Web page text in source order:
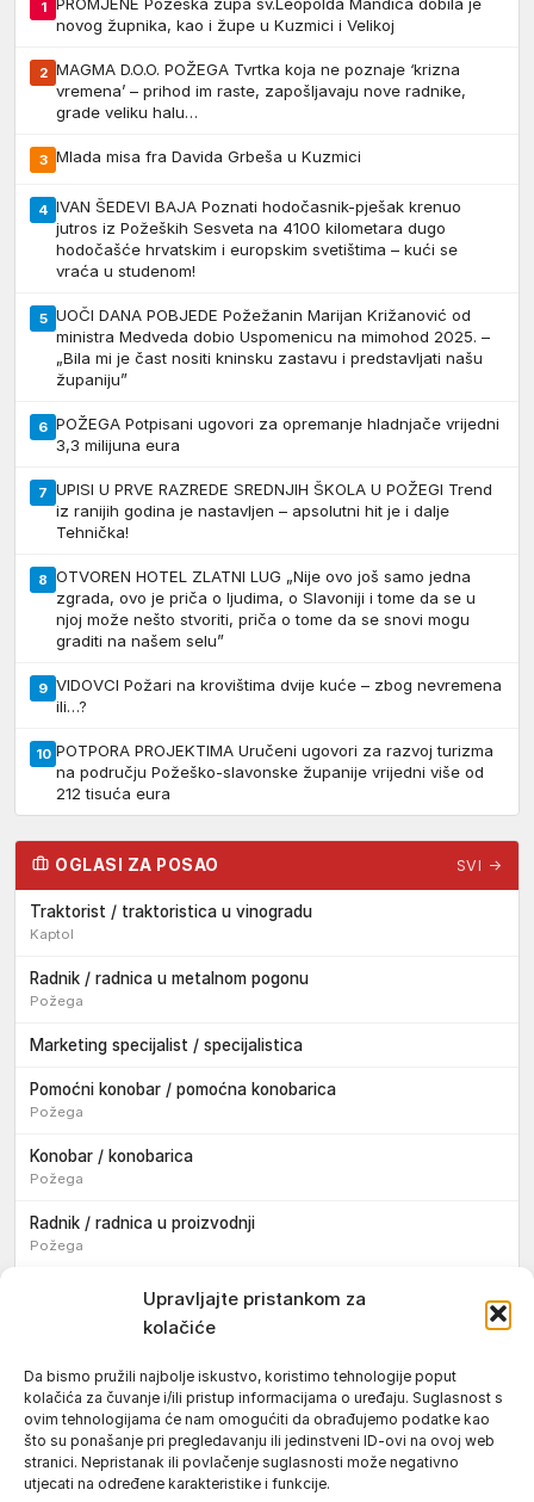
Upravljajte pristankom za
kolačiće
Da bismo pružili najbolje iskustvo, koristimo tehnologije poput
kolačića za čuvanje i/ili pristup informacijama o uređaju. Suglasnost s
ovim tehnologijama će nam omogućiti da obrađujemo podatke kao
što su ponašanje pri pregledavanju ili jedinstveni ID-ovi na ovoj web
stranici. Nepristanak ili povlačenje suglasnosti može negativno
utjecati na određene karakteristike i funkcije.
1
novog župnika, kao i župe u Kuzmici i Velikoj
2 MAGMA D.O.O. POŽEGA Tvrtka koja ne poznaje ‘krizna
vremena’ – prihod im raste, zapošljavaju nove radnike,
grade veliku halu…
3 Mlada misa fra Davida Grbeša u Kuzmici
4 IVAN ŠEDEVI BAJA Poznati hodočasnik-pješak krenuo
jutros iz Požeških Sesveta na 4100 kilometara dugo
hodočašće hrvatskim i europskim svetištima – kući se
vraća u studenom!
5 UOČI DANA POBJEDE Požežanin Marijan Križanović od
ministra Medveda dobio Uspomenicu na mimohod 2025. –
„Bila mi je čast nositi kninsku zastavu i predstavljati našu
županiju”
6 POŽEGA Potpisani ugovori za opremanje hladnjače vrijedni
3,3 milijuna eura
7 UPISI U PRVE RAZREDE SREDNJIH ŠKOLA U POŽEGI Trend
iz ranijih godina je nastavljen – apsolutni hit je i dalje
Tehnička!
8 OTVOREN HOTEL ZLATNI LUG „Nije ovo još samo jedna
zgrada, ovo je priča o ljudima, o Slavoniji i tome da se u
njoj može nešto stvoriti, priča o tome da se snovi mogu
graditi na našem selu”
9 VIDOVCI Požari na krovištima dvije kuće – zbog nevremena
ili…?
10 POTPORA PROJEKTIMA Uručeni ugovori za razvoj turizma
na području Požeško-slavonske županije vrijedni više od
212 tisuća eura
OGLASI ZA POSAO SVI →
Traktorist / traktoristica u vinogradu
Kaptol
Radnik / radnica u metalnom pogonu
Požega
Marketing specijalist / specijalistica
Pomoćni konobar / pomoćna konobarica
Požega
Konobar / konobarica
Požega
Radnik / radnica u proizvodnji
Požega
Sezonski pomoćni radnik / sezonska pomoćna radnica
Pomoćni pekar / pomoćna pekarica
Pekar / pekarica
Požega
Konobar / konobarica
Požega